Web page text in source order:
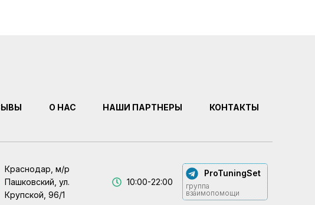
О НАС НАШИ ПАРТНЕРЫ КОНТАКТЫ
Краснодар, м/р
Пашковский, ул.
Крупской, 96/1
10:00-22:00
ProTuningSet
группа
взаимопомощи